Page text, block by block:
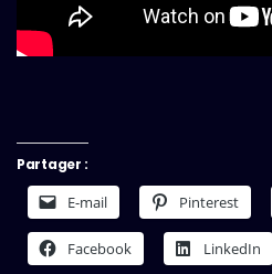
Partager :
E-mail Pinterest
Facebook LinkedIn